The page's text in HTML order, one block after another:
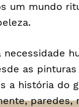
um mundo
necessidade
as
a história do
paredes,